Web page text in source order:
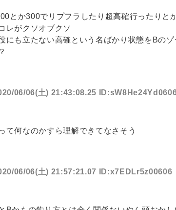
とか300でリプフラしたり超高確行ったりと
レがクソオブクソ
にも立たない高確という名ばかり状態をBの
06/06(土) 21:43:08.25
て何なのかすら理解できてなさそう
06/06(土) 21:57:21.07 ID:x7EDLr5z00606